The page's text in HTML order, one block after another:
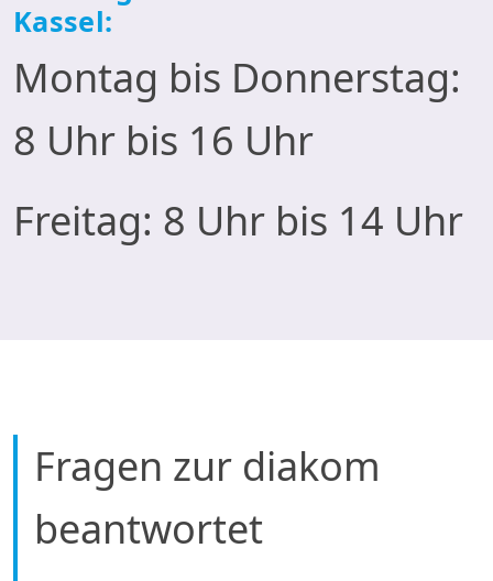
Kassel:
Montag bis Donnerstag:
8 Uhr bis 16 Uhr
Freitag: 8 Uhr bis 14 Uhr
Fragen zur diakom
beantwortet